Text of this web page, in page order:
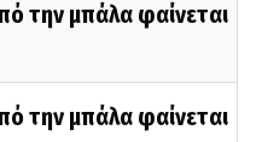
την μπάλα φαίνεται
την μπάλα φαίνεται